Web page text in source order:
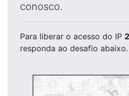
conosco.
Para liberar o acesso do IP
responda ao desafio abaixo.